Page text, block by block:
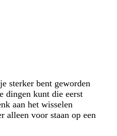
sterker bent geworden
dingen kunt die eerst
aan het wisselen
alleen voor staan op een